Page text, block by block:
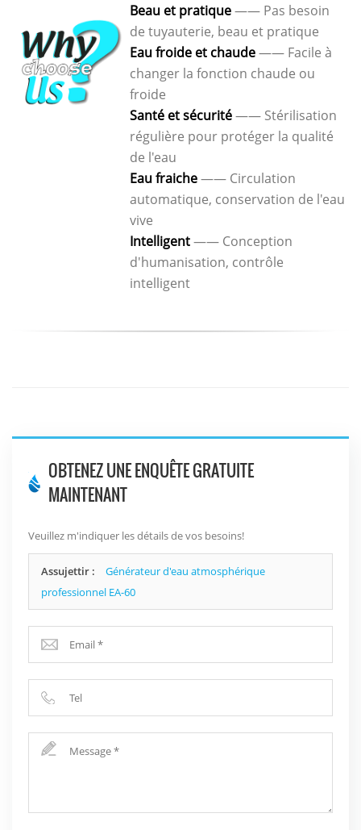
Beau et pratique—— Pas besoin
de tuyauterie, beau et pratique
Eau froide et chaude—— Facile à
changer la fonction chaude ou
froide
Santé et sécurité—— Stérilisation
régulière pour protéger la qualité
de l'eau
Eau fraiche—— Circulation
automatique, conservation de l'eau
vive
Intelligent—— Conception
d'humanisation, contrôle
intelligent
OBTENEZ UNE ENQUÊTE GRATUITE
MAINTENANT
Veuillez m'indiquer les détails de vos besoins!
Assujettir :
Générateur d'eau atmosphérique
professionnel EA-60